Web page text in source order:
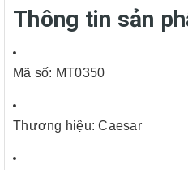
Thông tin sản
Mã số: MT0350
Thương hiệu: Caesar